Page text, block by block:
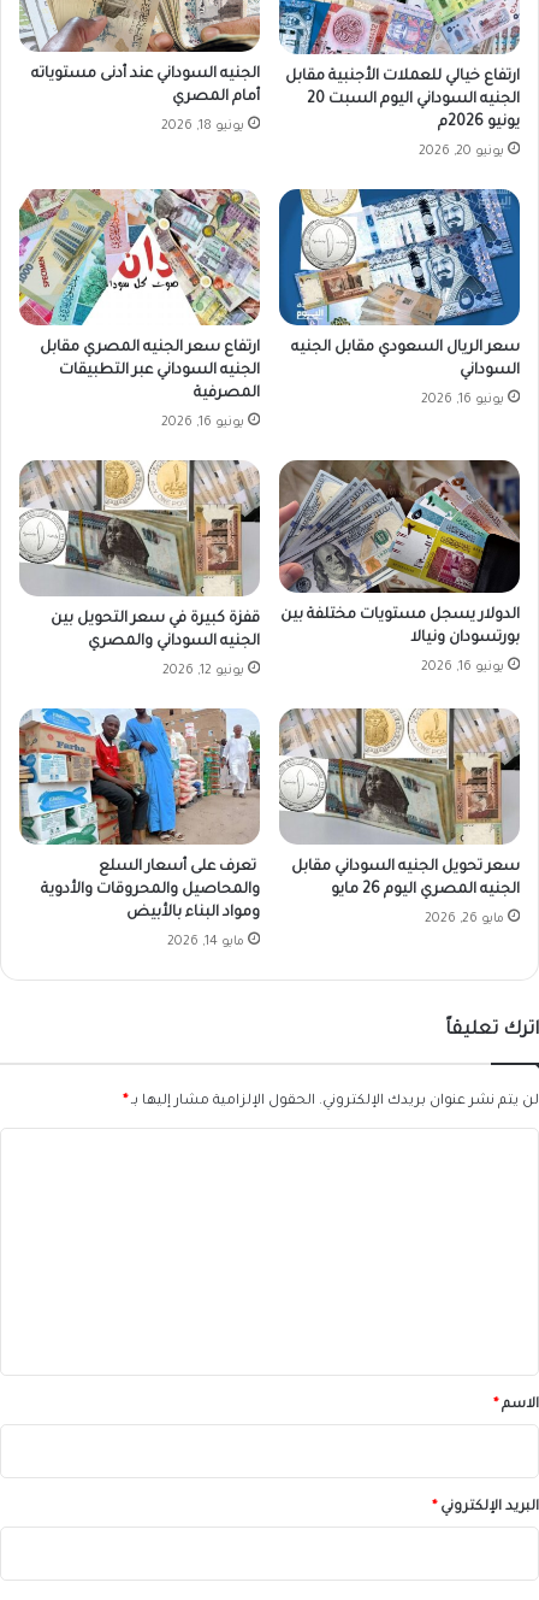
ح
د
9
ن
و
ف
ب
2
5
ارتفاع خيالي للعملات الأجنبية مقابل
الجنيه السوداني اليوم السبت 20
يونيو 2026م
يونيو 20, 2026
الجنيه السوداني عند أدنى مستوياته
أمام المصري
يونيو 18, 2026
سعر الريال السعودي مقابل الجنيه
السوداني
يونيو 16, 2026
ارتفاع سعر الجنيه المصري مقابل
الجنيه السوداني عبر التطبيقات
المصرفية
يونيو 16, 2026
الدولار يسجل مستويات مختلفة بين
بورتسودان ونيالا
يونيو 16, 2026
قفزة كبيرة في سعر التحويل بين
الجنيه السوداني والمصري
يونيو 12, 2026
سعر تحويل الجنيه السوداني مقابل
الجنيه المصري اليوم 26 مايو
مايو 26, 2026
تعرف على أسعار السلع
والمحاصيل والمحروقات والأدوية
ومواد البناء بالأبيض
مايو 14, 2026
اترك تعليقاً
لن يتم نشر عنوان بريدك الإلكتروني. الحقول الإلزامية مشار إليها بـ*
*الاسم*
البريد الإلكتروني*